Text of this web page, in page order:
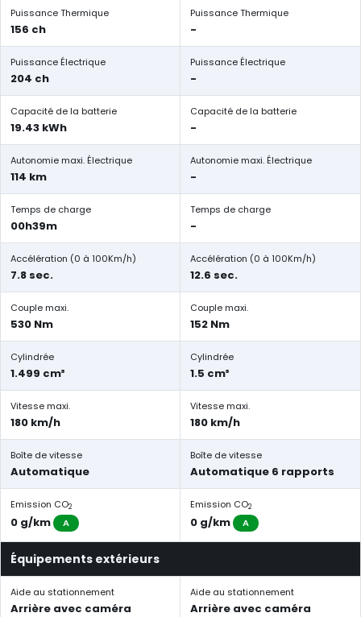
Puissance Thermique
156 ch
Puissance Thermique
-
Puissance Électrique
204 ch
Puissance Électrique
-
Capacité de la batterie
19.43 kWh
Capacité de la batterie
-
Autonomie maxi. Électrique
114 km
Autonomie maxi. Électrique
-
Temps de charge
00h39m
Temps de charge
-
Accélération (0 à 100Km/h)
7.8 sec.
Accélération (0 à 100Km/h)
12.6 sec.
Couple maxi.
530 Nm
Couple maxi.
152 Nm
Cylindrée
1.499 cm³
Cylindrée
1.5 cm³
Vitesse maxi.
180 km/h
Vitesse maxi.
180 km/h
Boîte de vitesse
Automatique
Boîte de vitesse
Automatique 6 rapports
Emission CO2
0 g/km A
Emission CO2
0 g/km A
Équipements extérieurs
Aide au stationnement
Arrière avec caméra
Aide au stationnement
Arrière avec caméra